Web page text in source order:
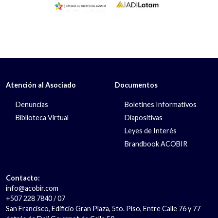
Atención al Asociado
Denuncias
Biblioteca Virtual
Documentos
Boletines Informativos
Diapositivas
Leyes de Interés
Brandbook ACOBIR
Contacto:
info@acobir.com
+507 228 7840 / 07
San Francisco, Edificio Gran Plaza, 5to. Piso, Entre Calle 76 y 77